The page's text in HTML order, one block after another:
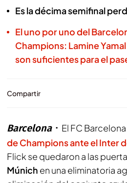
Es la décima semifinal
El uno por uno del
Champions: Lamine
son suficientes para el
Compartir
Barcelona El FC
de Champions ante el Inter
Flick se quedaron a las
Múnich en una eliminatoria